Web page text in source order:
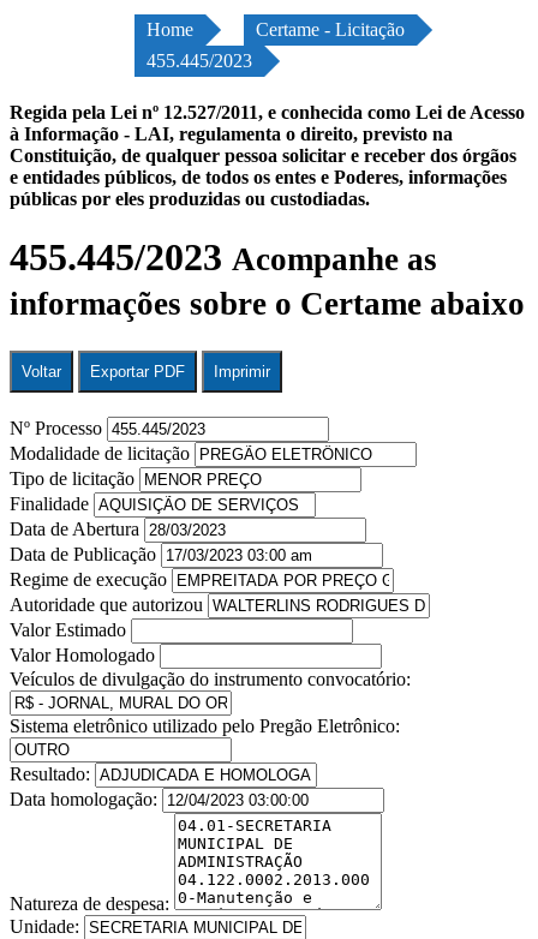
Home
Certame - Licitação
455.445/2023
Regida pela Lei nº 12.527/2011, e conhecida como Lei de Acesso
à Informação - LAI, regulamenta o direito, previsto na
Constituição, de qualquer pessoa solicitar e receber dos órgãos
e entidades públicos, de todos os entes e Poderes, informações
públicas por eles produzidas ou custodiadas.
455.445/2023 Acompanhe as
informações sobre o Certame abaixo
Voltar Exportar PDF Imprimir
Nº Processo
Modalidade de licitação
Tipo de licitação
Finalidade
Data de Abertura
Data de Publicação
Regime de execução
Autoridade que autorizou
Valor Estimado
Valor Homologado
Veículos de divulgação do instrumento convocatório:
Sistema eletrônico utilizado pelo Pregão Eletrônico:
Resultado:
Data homologação:
Natureza de despesa:
Unidade: